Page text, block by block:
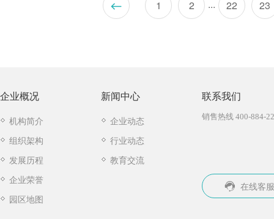
1 2 ... 22 23
企业概况
机构简介
组织架构
发展历程
企业荣誉
园区地图
新闻中心
企业动态
行业动态
教育交流
联系我们
销售热线 400-884-
在线客服